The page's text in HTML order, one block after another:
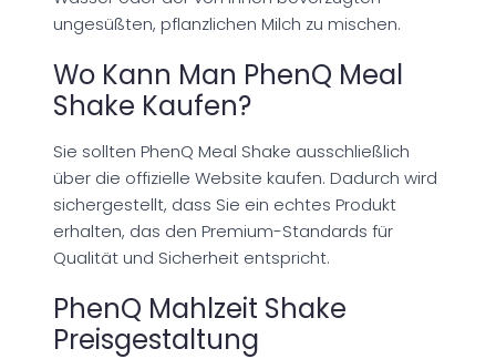
ungesüßten, pflanzlichen Milch zu mischen.
Wo Kann Man PhenQ Meal
Shake Kaufen?
Sie sollten PhenQ Meal Shake ausschließlich
über die offizielle Website kaufen. Dadurch wird
sichergestellt, dass Sie ein echtes Produkt
erhalten, das den Premium-Standards für
Qualität und Sicherheit entspricht.
PhenQ Mahlzeit Shake
Preisgestaltung